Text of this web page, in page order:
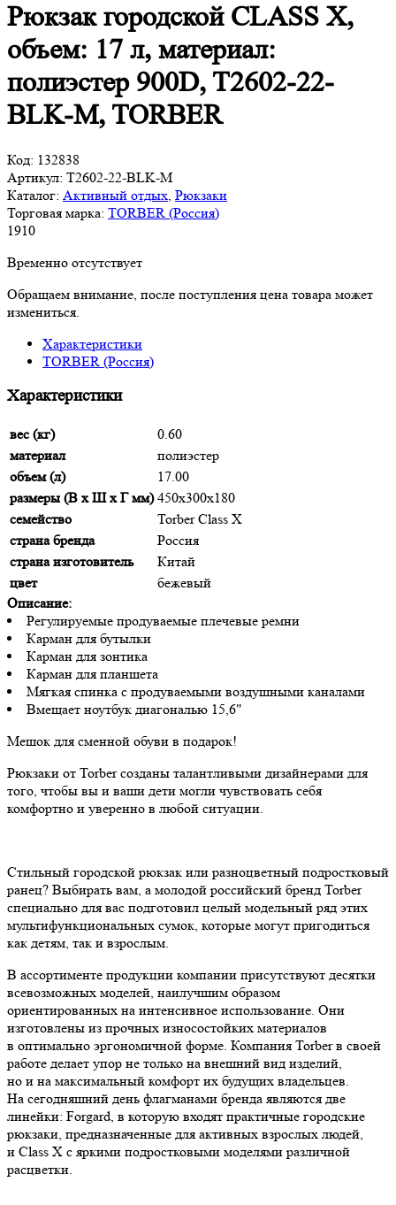
Рюкзак городской CLASS X,
объем: 17 л, материал:
полиэстер 900D, T2602-22-
BLK-M, TORBER
Код: 132838
Артикул: T2602-22-BLK-M
Каталог: Активный отдых Рюкзаки
Торговая марка: TORBER (Россия)
1910
Временно отсутствует
Обращаем внимание, после поступления цена товара может
измениться.
Характеристики
TORBER (Россия)
Характеристики
вес (кг)
0.60
материал
полиэстер
объем (л)
17.00
размеры (В х Ш х Г мм) 450х300х180
семейство
Torber Class X
страна бренда
Россия
страна изготовитель
Китай
цвет
бежевый
Описание:
Регулируемые продуваемые плечевые ремни
Карман для бутылки
Карман для зонтика
Карман для планшета
Мягкая спинка с продуваемыми воздушными каналами
Вмещает ноутбук диагональю 15,6"
Мешок для сменной обуви в подарок!
Рюкзаки от Torber созданы талантливыми дизайнерами для
того, чтобы вы и ваши дети могли чувствовать себя
комфортно и уверенно в любой ситуации.
Стильный городской рюкзак или разноцветный подростковый
ранец? Выбирать вам, а молодой российский бренд Torber
специально для вас подготовил целый модельный ряд этих
мультифункциональных сумок, которые могут пригодиться
как детям, так и взрослым.
В ассортименте продукции компании присутствуют десятки
всевозможных моделей, наилучшим образом
ориентированных на интенсивное использование. Они
изготовлены из прочных износостойких материалов
в оптимально эргономичной форме. Компания Torber в своей
работе делает упор не только на внешний вид изделий,
но и на максимальный комфорт их будущих владельцев.
На сегодняшний день флагманами бренда являются две
линейки: Forgard, в которую входят практичные городские
рюкзаки, предназначенные для активных взрослых людей,
и Class X с яркими подростковыми моделями различной
расцветки.